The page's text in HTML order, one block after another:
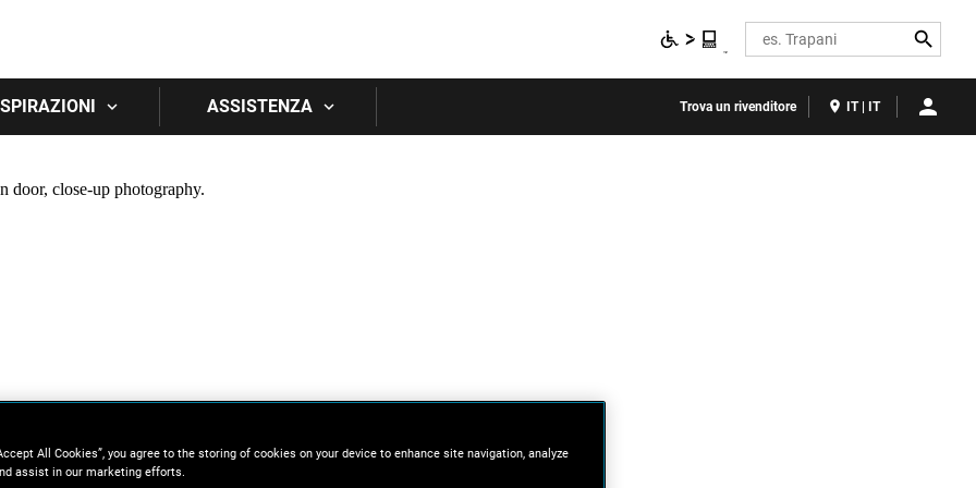
Search
ASSISTENZA Trova un rivenditore IT | IT
All Cookies”, you agree to the storing of cookies on your device to enhance site navigation, analyze
assist in our marketing efforts.